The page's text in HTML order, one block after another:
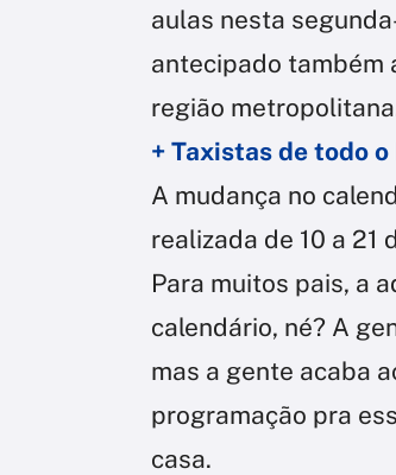
aulas nesta
antecipado também
região
+ Taxistas de todo
A mudança no
realizada de 10 a 21
Para muitos pais, a
calendário, né? A
mas a gente acaba
programação pra
casa.